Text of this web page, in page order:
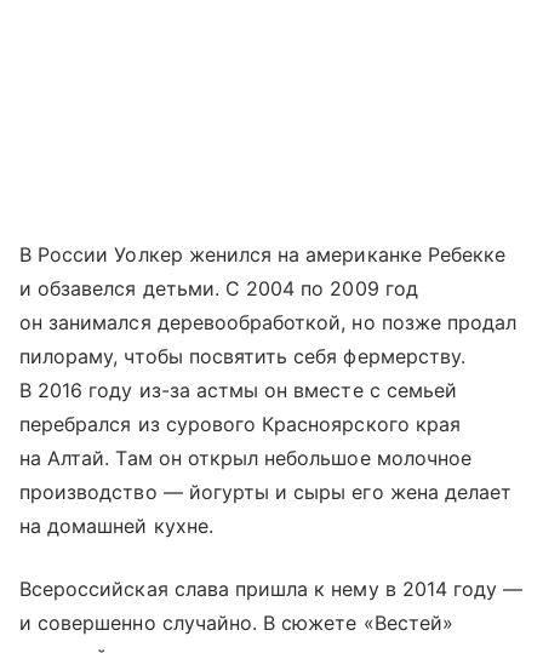
В России Уолкер женился на американке Ребекке
и обзавелся детьми. С 2004 по 2009 год
он занимался деревообработкой, но позже продал
пилораму, чтобы посвятить себя фермерству.
В 2016 году из-за астмы он вместе с семьей
перебрался из сурового Красноярского края
на Алтай. Там он открыл небольшое молочное
производство — йогурты и сыры его жена делает
на домашней кухне.
Всероссийская слава пришла к нему в 2014 году —
и совершенно случайно. В сюжете «Вестей»